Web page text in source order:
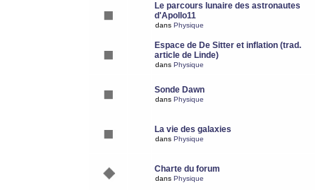
Le parcours lunaire des astronautes
d'Apollo11
dans Physique
Espace de De Sitter et inflation (trad.
article de Linde)
dans Physique
Sonde Dawn
dans Physique
La vie des galaxies
dans Physique
Charte du forum
dans Physique